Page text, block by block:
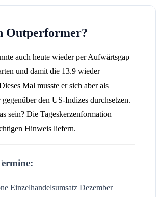
Outperformer?
auch heute wieder per Aufwärtsgap
und damit die 13.9 wieder
Mal musste er sich aber als
den US-Indizes durchsetzen.
sein? Die Tageskerzenformation
Hinweis liefern.
Einzelhandelsumsatz Dezember